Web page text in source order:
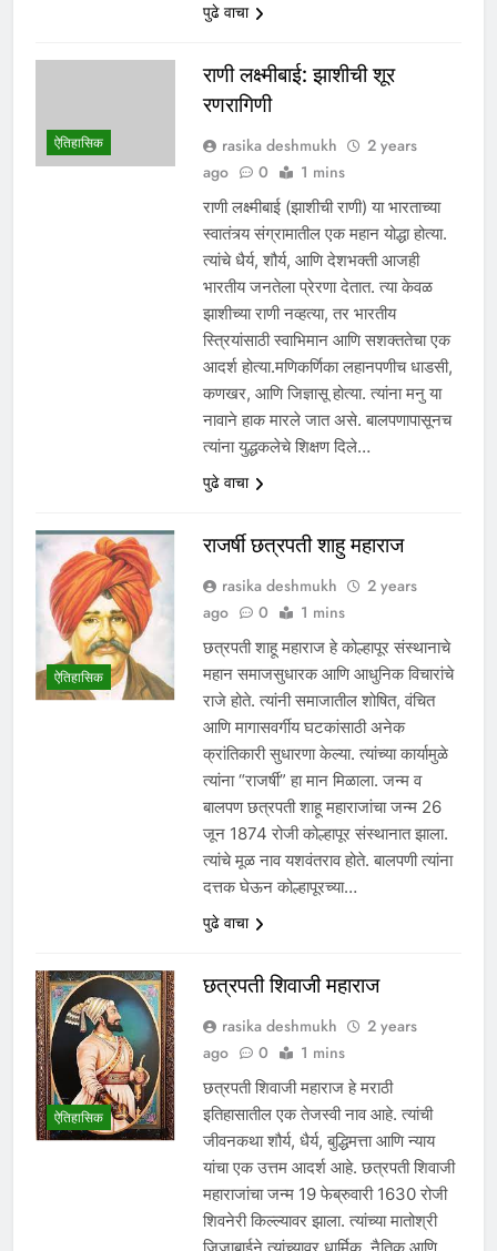
पुढे वाचा
ऐतिहासिक
राणी लक्ष्मीबाई: झाशीची शूर
रणरागिणी
rasika deshmukh
2 years
ago
0 1 mins
राणी लक्ष्मीबाई (झाशीची राणी) या भारताच्या
स्वातंत्र्य संग्रामातील एक महान योद्धा होत्या.
त्यांचे धैर्य, शौर्य, आणि देशभक्ती आजही
भारतीय जनतेला प्रेरणा देतात. त्या केवळ
झाशीच्या राणी नव्हत्या, तर भारतीय
स्त्रियांसाठी स्वाभिमान आणि सशक्ततेचा एक
आदर्श होत्या.मणिकर्णिका लहानपणीच धाडसी,
कणखर, आणि जिज्ञासू होत्या. त्यांना मनु या
नावाने हाक मारले जात असे. बालपणापासूनच
त्यांना युद्धकलेचे शिक्षण दिले…
पुढे वाचा
ऐतिहासिक
राजर्षी छत्रपती शाहु महाराज
rasika deshmukh
2 years
ago
0 1 mins
छत्रपती शाहू महाराज हे कोल्हापूर संस्थानाचे
महान समाजसुधारक आणि आधुनिक विचारांचे
राजे होते. त्यांनी समाजातील शोषित, वंचित
आणि मागासवर्गीय घटकांसाठी अनेक
क्रांतिकारी सुधारणा केल्या. त्यांच्या कार्यामुळे
त्यांना “राजर्षी” हा मान मिळाला. जन्म व
बालपण छत्रपती शाहू महाराजांचा जन्म 26
जून 1874 रोजी कोल्हापूर संस्थानात झाला.
त्यांचे मूळ नाव यशवंतराव होते. बालपणी त्यांना
दत्तक घेऊन कोल्हापूरच्या…
पुढे वाचा
ऐतिहासिक
छत्रपती शिवाजी महाराज
rasika deshmukh
2 years
ago
0 1 mins
छत्रपती शिवाजी महाराज हे मराठी
इतिहासातील एक तेजस्वी नाव आहे. त्यांची
जीवनकथा शौर्य, धैर्य, बुद्धिमत्ता आणि न्याय
यांचा एक उत्तम आदर्श आहे. छत्रपती शिवाजी
महाराजांचा जन्म 19 फेब्रुवारी 1630 रोजी
शिवनेरी किल्ल्यावर झाला. त्यांच्या मातोश्री